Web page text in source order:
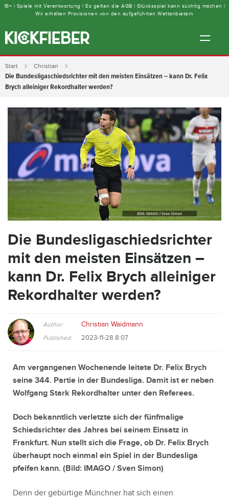
18+ | Spiele mit Verantwortung | Es gelten die AGB | Glücksspiel kann süchtig machen |
Wir erhalten Provisionen von den aufgeführten Wettanbietern
Start Christian
Die Bundesligaschiedsrichter mit den meisten Einsätzen – kann Dr. Felix
Brych alleiniger Rekordhalter werden?
Die Bundesligaschiedsrichter
mit den meisten Einsätzen –
kann Dr. Felix Brych alleiniger
Rekordhalter werden?
Author: Christian Waidmann
Published: 2023-11-28 8:07
Am vergangenen Wochenende leitete Dr. Felix Brych
seine 344. Partie in der Bundesliga. Damit ist er neben
Wolfgang Stark Rekordhalter unter den Referees.
Doch bekanntlich verletzte sich der fünfmalige
Schiedsrichter des Jahres bei seinem Einsatz in
Frankfurt. Nun stellt sich die Frage, ob Dr. Felix Brych
überhaupt noch einmal ein Spiel in der Bundesliga
pfeifen kann. (Bild: IMAGO / Sven Simon)
Denn der gebürtige Münchner hat sich einen